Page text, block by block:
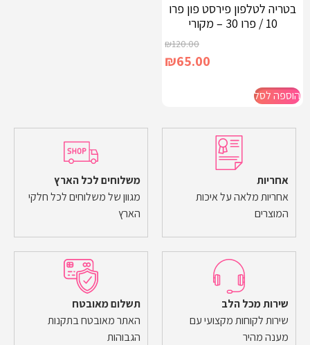
בטריה לטלפון פירסט פון פרו
10 / פרו 30 – מקורי
₪120.00
₪65.00
הוספה לסל
אחריות
אחריות מלאה על איכות
המוצרים
משלוחים לכל הארץ
מגוון של משלוחים לכל חלקי
הארץ
שירות מכל הלב
שירות לקוחות מקצועי עם
מענה מהיר
תשלום מאובטח
האתר מאובטח בתקנות
הגבוהות